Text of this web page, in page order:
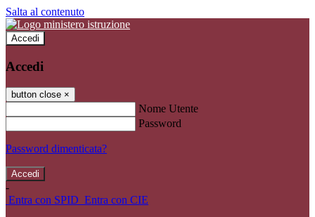
Salta al contenuto
Accedi
Accedi
button close ×
Nome Utente
Password
Password dimenticata?
-
Entra con SPID Entra con CIE